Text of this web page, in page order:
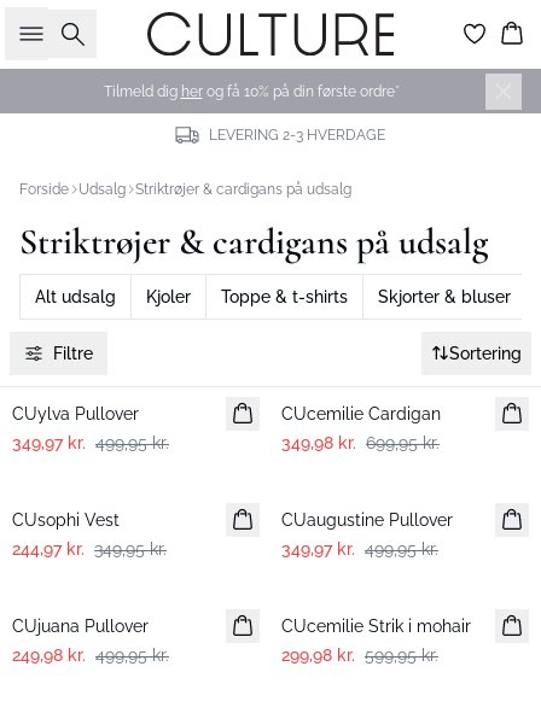
Søg
Tilmeld dig herog få 10% på din første ordre*
LEVERING 2-3 HVERDAGE
Forside Udsalg Striktrøjer & cardigans på udsalg
Striktrøjer & cardigans på udsalg
Alt udsalg Kjoler Toppe & t-shirts Skjorter & bluser
Filtre Sortering
-30%
CUylva Pullover
349,97 kr. 499,95 kr.
CUcemilie Cardigan
349,98 kr. 699,95 kr.
CUsophi Vest
244,97 kr. 349,95 kr.
CUaugustine Pullover
349,97 kr. 499,95 kr.
CUjuana Pullover
249,98 kr. 499,95 kr.
CUcemilie Strik i mohair
299,98 kr. 599,95 kr.